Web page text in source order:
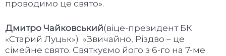
проводимо це свято».
Дмитро Чайковський(віце-президент БК
«Старий Луцьк») «Звичайно, Різдво – це
сімейне свято. Святкуємо його з 6-го на 7-ме